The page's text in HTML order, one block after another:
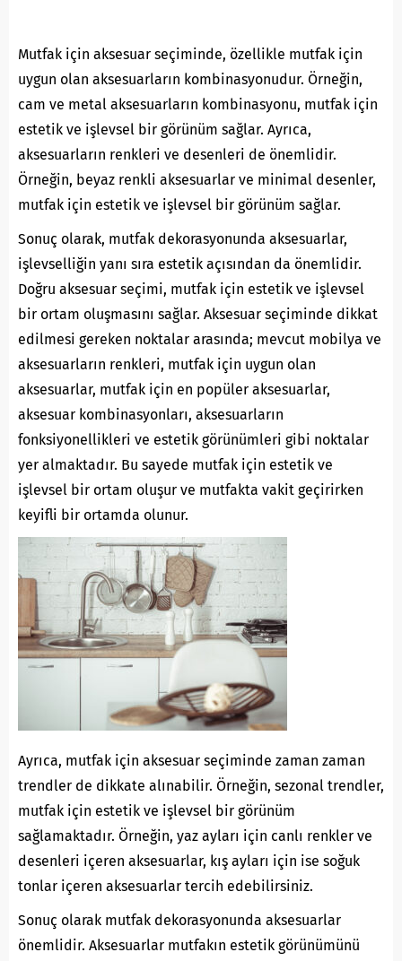
Mutfak için aksesuar seçiminde, özellikle mutfak için
uygun olan aksesuarların kombinasyonudur. Örneğin,
cam ve metal aksesuarların kombinasyonu, mutfak için
estetik ve işlevsel bir görünüm sağlar. Ayrıca,
aksesuarların renkleri ve desenleri de önemlidir.
Örneğin, beyaz renkli aksesuarlar ve minimal desenler,
mutfak için estetik ve işlevsel bir görünüm sağlar.
Sonuç olarak, mutfak dekorasyonunda aksesuarlar,
işlevselliğin yanı sıra estetik açısından da önemlidir.
Doğru aksesuar seçimi, mutfak için estetik ve işlevsel
bir ortam oluşmasını sağlar. Aksesuar seçiminde dikkat
edilmesi gereken noktalar arasında; mevcut mobilya ve
aksesuarların renkleri, mutfak için uygun olan
aksesuarlar, mutfak için en popüler aksesuarlar,
aksesuar kombinasyonları, aksesuarların
fonksiyonellikleri ve estetik görünümleri gibi noktalar
yer almaktadır. Bu sayede mutfak için estetik ve
işlevsel bir ortam oluşur ve mutfakta vakit geçirirken
keyifli bir ortamda olunur.
Ayrıca, mutfak için aksesuar seçiminde zaman zaman
trendler de dikkate alınabilir. Örneğin, sezonal trendler,
mutfak için estetik ve işlevsel bir görünüm
sağlamaktadır. Örneğin, yaz ayları için canlı renkler ve
desenleri içeren aksesuarlar, kış ayları için ise soğuk
tonlar içeren aksesuarlar tercih edebilirsiniz.
Sonuç olarak mutfak dekorasyonunda aksesuarlar
önemlidir. Aksesuarlar mutfakın estetik görünümünü